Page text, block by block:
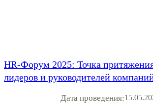
HR-Форум 2025: Точка
лидеров и руководителей
Дата проведения: